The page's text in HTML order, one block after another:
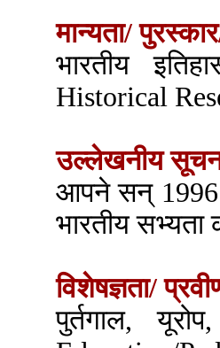
मान्यता/
भारतीय
Historical
उल्लेखनीय
आपने सन् 1996
भारतीय
विशेषज्ञता/
पुर्तगाल,